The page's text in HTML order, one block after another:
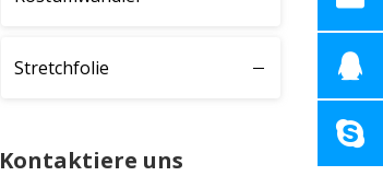
Stretchfolie
Kontaktiere uns